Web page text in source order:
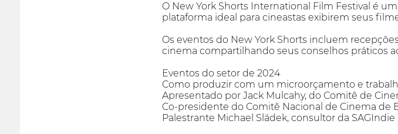
O New York Shorts International Film Festival é
plataforma ideal para cineastas exibirem seus
Os eventos do New York Shorts incluem
cinema compartilhando seus conselhos práticos
Eventos do setor de 2024
Como produzir com um microorçamento e
Apresentado por Jack Mulcahy, do Comitê de
Co-presidente do Comitê Nacional de Cinema de
Palestrante Michael Sládek, consultor da SAGIndie